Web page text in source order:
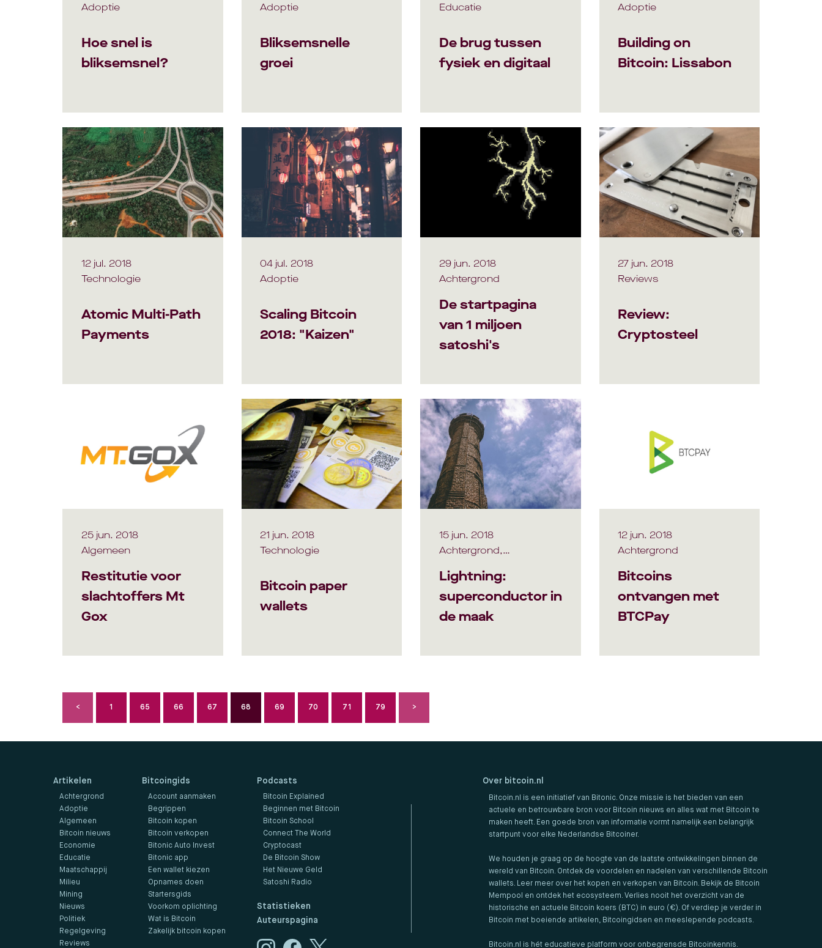
Adoptie
Hoe snel is
bliksemsnel?
Adoptie
Bliksemsnelle
groei
Educatie
De brug tussen
fysiek en digitaal
Adoptie
Building on
Bitcoin: Lissabon
12 jul. 2018
Technologie
Atomic Multi-Path
Payments
04 jul. 2018
Adoptie
Scaling Bitcoin
2018: "Kaizen"
29 jun. 2018
Achtergrond
De startpagina
van 1 miljoen
satoshi's
27 jun. 2018
Reviews
Review:
Cryptosteel
25 jun. 2018
Algemeen
Restitutie voor
slachtoffers Mt
Gox
21 jun. 2018
Technologie
Bitcoin paper
wallets
15 jun. 2018
Achtergrond,
Lightning:
superconductor in
de maak
12 jun. 2018
Achtergrond
Bitcoins
ontvangen met
BTCPay
1 65 66 67 68 69 70 71 79
Artikelen
Achtergrond
Adoptie
Algemeen
Bitcoin nieuws
Economie
Educatie
Maatschappij
Milieu
Mining
Nieuws
Politiek
Regelgeving
Reviews
Bitcoingids
Account aanmaken
Begrippen
Bitcoin kopen
Bitcoin verkopen
Bitonic Auto Invest
Bitonic app
Een wallet kiezen
Opnames doen
Startersgids
Voorkom oplichting
Wat is Bitcoin
Zakelijk bitcoin kopen
Podcasts
Bitcoin Explained
Beginnen met Bitcoin
Bitcoin School
Connect The World
Cryptocast
De Bitcoin Show
Het Nieuwe Geld
Satoshi Radio
Statistieken
Auteurspagina
Over bitcoin.nl
Bitcoin.nl is een initiatief van Bitonic. Onze missie is het bieden van een
actuele en betrouwbare bron voor Bitcoin nieuws en alles wat met Bitcoin te
maken heeft. Een goede bron van informatie vormt namelijk een belangrijk
startpunt voor elke Nederlandse Bitcoiner.
We houden je graag op de hoogte van de laatste ontwikkelingen binnen de
wereld van Bitcoin. Ontdek de voordelen en nadelen van verschillende Bitcoin
wallets. Leer meer over het kopen en verkopen van Bitcoin. Bekijk de Bitcoin
Mempool en ontdek het ecosysteem. Verlies nooit het overzicht van de
historische en actuele Bitcoin koers (BTC) in euro (€). Of verdiep je verder in
Bitcoin met boeiende artikelen, Bitcoingidsen en meeslepende podcasts.
Bitcoin.nl is hét educatieve platform voor onbegrensde Bitcoinkennis.